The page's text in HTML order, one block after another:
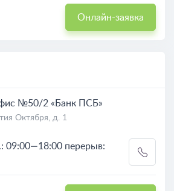
Онлайн-заявка
№50/2 «Банк ПСБ»
Октября, д. 1
09:00—18:00 перерыв: